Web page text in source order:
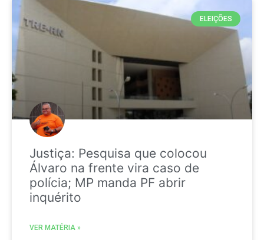
ELEIÇÕES
Justiça: Pesquisa que colocou
Álvaro na frente vira caso de
polícia; MP manda PF abrir
inquérito
VER MATÉRIA »